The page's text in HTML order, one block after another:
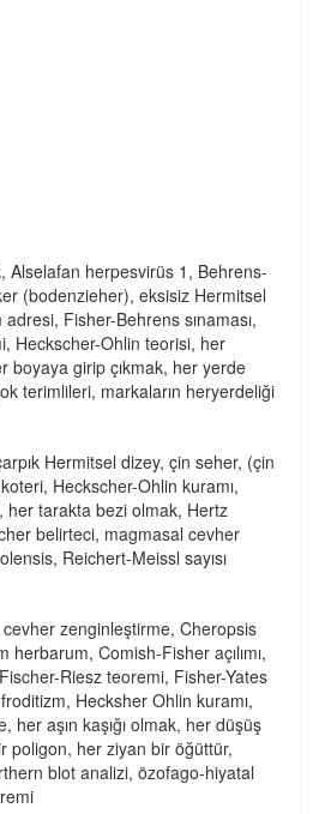
Alselafan herpesvirüs 1, Behrens-
(bodenzieher), eksisiz Hermitsel
Fisher-Behrens sınaması,
Heckscher-Ohlin teorisi, her
boyaya girip çıkmak, her yerde
terimlileri, markaların heryerdeliği
Hermitsel dizey, çin seher, (çin
Heckscher-Ohlin kuramı,
her tarakta bezi olmak, Hertz
belirteci, magmasal cevher
Reichert-Meissl sayısı
zenginleştirme, Cheropsis
Comish-Fisher açılımı,
Riesz teoremi, Fisher-Yates
Hecksher Ohlin kuramı,
her aşın kaşığı olmak, her düşüş
poligon, her ziyan bir öğüttür,
blot analizi, özofago-hiyatal